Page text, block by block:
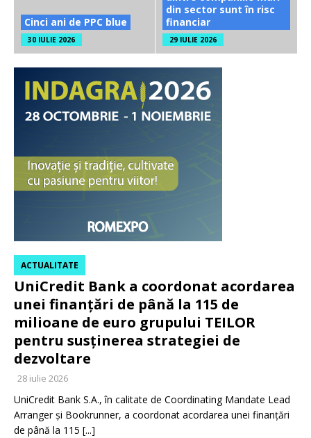
Cinci ani de PPC blue
30 IULIE 2026
din sector sunt în risc
financiar
29 IULIE 2026
UniCredit Bank a coordonat acordarea
unei finanțări de până la 115 de
milioane de euro grupului TEILOR
pentru susținerea strategiei de
dezvoltare
ACTUALITATE
28 iulie 2026
UniCredit Bank S.A., în calitate de Coordinating Mandate Lead
Arranger și Bookrunner, a coordonat acordarea unei finanțări
de până la 115 [...]